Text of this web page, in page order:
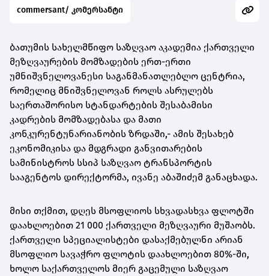
commersant/ კომერსანტი
ბათუმის სახელმწიფო საზღვაო აკადემია ქართველი
მეზღვაურების მომზადების ერთ-ერთი
უმნიშვნელოვანესი საგანმანათლებლო ცენტრია,
რომელიც მნიშვნელოვან როლს ასრულებს
საერთაშორისო სტანდარტების შესაბამისი
კადრების მომზადებასა და მათი
კონკურენტუნარიანობის ზრდაში,- ამის შესახებ
ეკონომიკისა და მდგრადი განვითარების
სამინისტროს სსიპ საზღვაო ტრანსპორტის
სააგენტოს დირექტორმა, ივანე აბაშიძემ განაცხადა.
მისი თქმით, დღეს მსოფლიოს სხვადასხვა ფლოტში
დაახლოებით 21 000 ქართველი მეზღვაური მუშაობს.
ქართველი სპეციალისტები დასაქმებულნი არიან
მსოფლიო სავაჭრო ფლოტის დაახლოებით 80%-ში,
ხოლო საქართველოს მიერ გაცემული საზღვაო